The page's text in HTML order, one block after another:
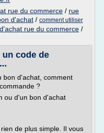
rue du commerce / rue
d'achat / comment utiliser
rue du commerce /
un code de
bon d'achat, comment
?
ou d'un bon d'achat
de plus simple. Il vous